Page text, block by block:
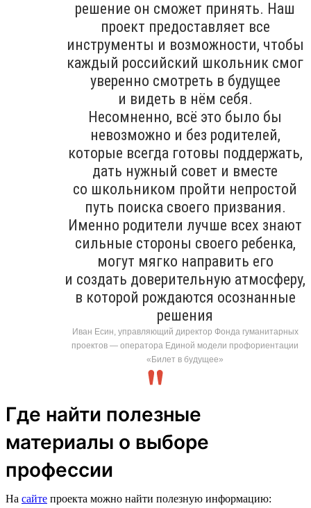
решение он сможет принять. Наш
проект предоставляет все
инструменты и возможности, чтобы
каждый российский школьник смог
уверенно смотреть в будущее
и видеть в нём себя.
Несомненно, всё это было бы
невозможно и без родителей,
которые всегда готовы поддержать,
дать нужный совет и вместе
со школьником пройти непростой
путь поиска своего призвания.
Именно родители лучше всех знают
сильные стороны своего ребенка,
могут мягко направить его
и создать доверительную атмосферу,
в которой рождаются осознанные
решения
Иван Есин, управляющий директор Фонда гуманитарных
проектов — оператора Единой модели профориентации
«Билет в будущее»
Где найти полезные
материалы о выборе
профессии
На сайте проекта можно найти полезную информацию: